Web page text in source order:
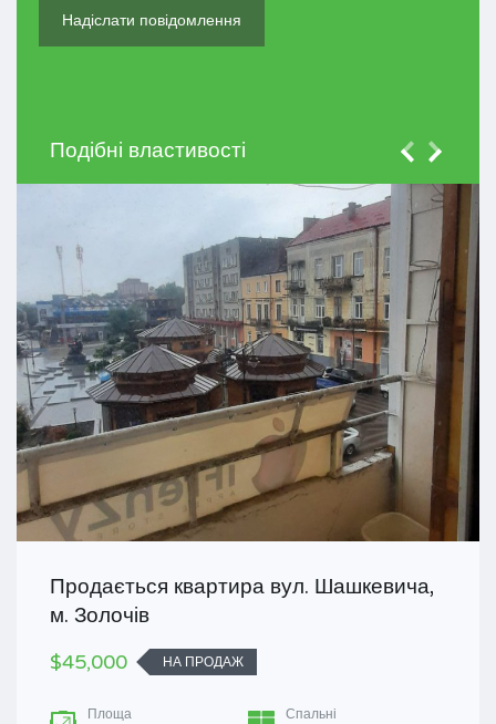
Подібні властивості
Продається квартира вул. Шашкевича,
м. Золочів
$45,000
НА ПРОДАЖ
Площа Спальні